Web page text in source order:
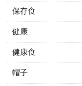
保存食
健康
健康食
帽子